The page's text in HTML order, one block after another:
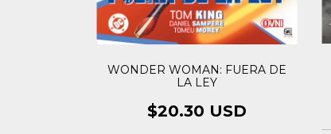
WONDER WOMAN: FUERA DE
LA LEY
$20.30 USD